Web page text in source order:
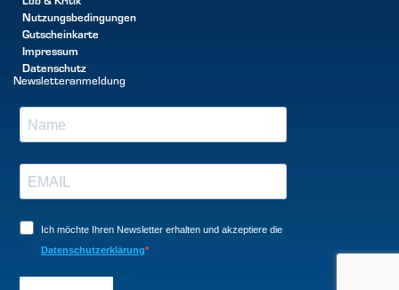
Nutzungsbedingungen
Gutscheinkarte
Impressum
Datenschutz
Newsletteranmeldung
Ich möchte Ihren Newsletter erhalten und akzeptiere die
Datenschutzerklärung